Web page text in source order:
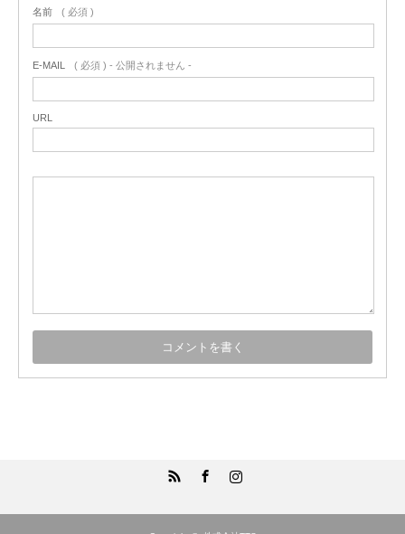
名前 ( 必須 )
E-MAIL ( 必須 ) - 公開されません -
URL
Instagram